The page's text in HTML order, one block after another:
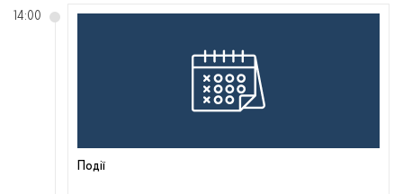
Події
14:00